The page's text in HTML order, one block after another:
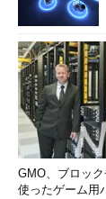
GMO、ブロッ
使ったゲーム用